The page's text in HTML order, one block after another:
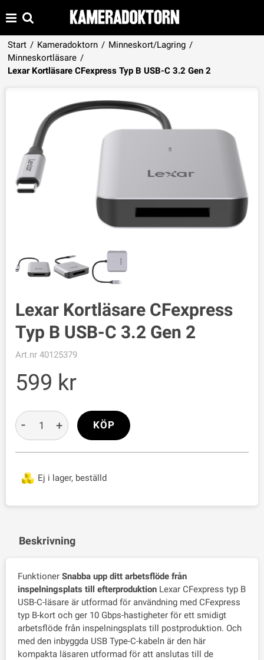
Start / Kameradoktorn / Minneskort/Lagring /
Minneskortläsare /
Lexar Kortläsare CFexpress Typ B USB-C 3.2 Gen 2
Produkten har lagts i din varukorg
Lexar Kortläsare CFexpress
Typ B USB-C 3.2 Gen 2
Art.nr 40125379
599
Ej i lager, beställd
- + KÖP
Beskrivning
Funktioner Snabba upp ditt arbetsflöde från
inspelningsplats till efterproduktion Lexar CFexpress typ B
USB-C-läsare är utformad för användning med CFexpress
typ B-kort och ger 10 Gbps-hastigheter för ett smidigt
arbetsflöde från inspelningsplats till postproduktion. Och
med den inbyggda USB Type-C-kabeln är den här
kompakta läsaren utformad för att anslutas till de